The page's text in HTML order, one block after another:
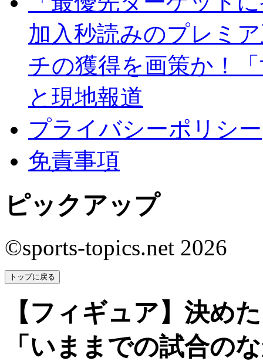
加入秒読みのプレミ
チの獲得を画策か！
と現地報道
プライバシーポリシー
免責事項
ピックアップ
©sports-topics.net 2026
トップに戻る
【フィギュア】決め
「いままでの試合の